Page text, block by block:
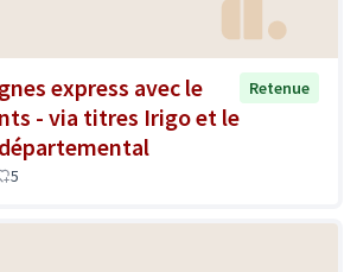
express avec le
- via titres Irigo et le
Retenue
5